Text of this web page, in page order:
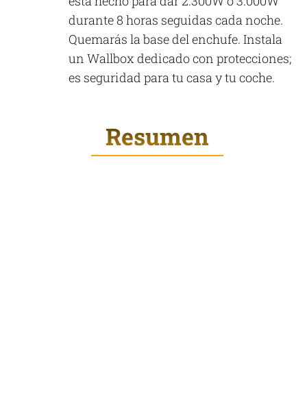
durante 8 horas seguidas cada noche.
Quemarás la base del enchufe. Instala
un Wallbox dedicado con protecciones;
es seguridad para tu casa y tu coche.
Resumen